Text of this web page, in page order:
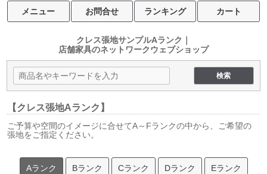
メニュー お問合せ ランキング カート
クレス張地サンプルAランク｜
店舗家具のネットワークウェブショップ
【クレス張地Aランク】
ご予算や空間のイメージに合せてA～Fランクの中から、ご希望の
張地をご指定ください。
Aランク Bランク Cランク Dランク Eランク